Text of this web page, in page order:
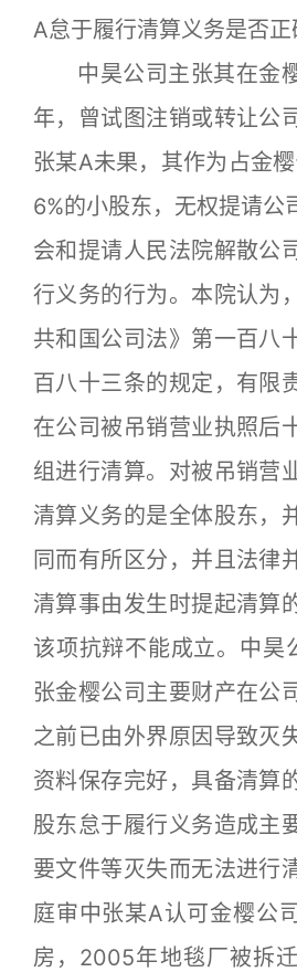
A怠于履行清算义务是否正
中昊公司主张其在金
年，曾试图注销或转让公
张某A未果，其作为占金
6%的小股东，无权提请公
会和提请人民法院解散公
行义务的行为。本院认为
共和国公司法》第一百八
百八十三条的规定，有限
在公司被吊销营业执照后
组进行清算。对被吊销营
清算义务的是全体股东，
同而有所区分，并且法律
清算事由发生时提起清算
该项抗辩不能成立。中昊
张金樱公司主要财产在公
之前已由外界原因导致灭
资料保存完好，具备清算
股东怠于履行义务造成主
要文件等灭失而无法进行
庭审中张某A认可金樱公
房，2005年地毯厂被拆